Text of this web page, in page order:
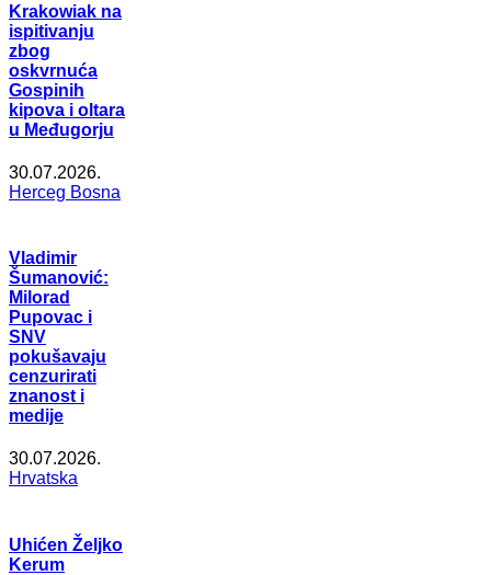
Krakowiak na
ispitivanju
zbog
oskvrnuća
Gospinih
kipova i oltara
u Međugorju
30.07.2026.
Herceg Bosna
Vladimir
Šumanović:
Milorad
Pupovac i
SNV
pokušavaju
cenzurirati
znanost i
medije
30.07.2026.
Hrvatska
Uhićen Željko
Kerum